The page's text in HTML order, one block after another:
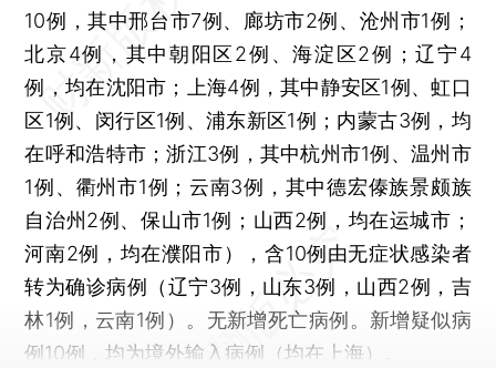
10例，其中邢台市7例、廊坊市2例、沧州市1例；
北京4例，其中朝阳区2例、海淀区2例；辽宁4
例，均在沈阳市；上海4例，其中静安区1例、虹口
区1例、闵行区1例、浦东新区1例；内蒙古3例，均
在呼和浩特市；浙江3例，其中杭州市1例、温州市
1例、衢州市1例；云南3例，其中德宏傣族景颇族
自治州2例、保山市1例；山西2例，均在运城市；
河南2例，均在濮阳市），含10例由无症状感染者
转为确诊病例（辽宁3例，山东3例，山西2例，吉
林1例，云南1例）。无新增死亡病例。新增疑似病
例10例，均为境外输入病例（均在上海）。